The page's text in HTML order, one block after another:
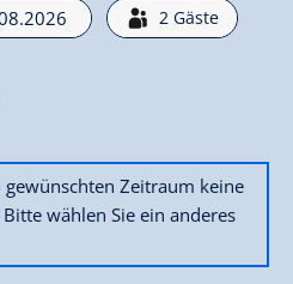
2 Gäste
Zeitraum keine
wählen Sie ein anderes